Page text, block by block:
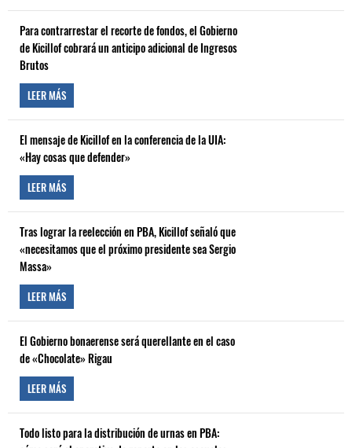
Para contrarrestar el recorte de fondos, el Gobierno
de Kicillof cobrará un anticipo adicional de Ingresos
Brutos
LEER MÁS
El mensaje de Kicillof en la conferencia de la UIA:
«Hay cosas que defender»
LEER MÁS
Tras lograr la reelección en PBA, Kicillof señaló que
«necesitamos que el próximo presidente sea Sergio
Massa»
LEER MÁS
El Gobierno bonaerense será querellante en el caso
de «Chocolate» Rigau
LEER MÁS
Todo listo para la distribución de urnas en PBA: